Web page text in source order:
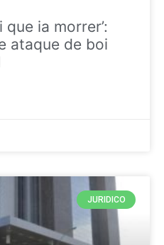
que ia morrer’:
ataque de boi
JURIDICO